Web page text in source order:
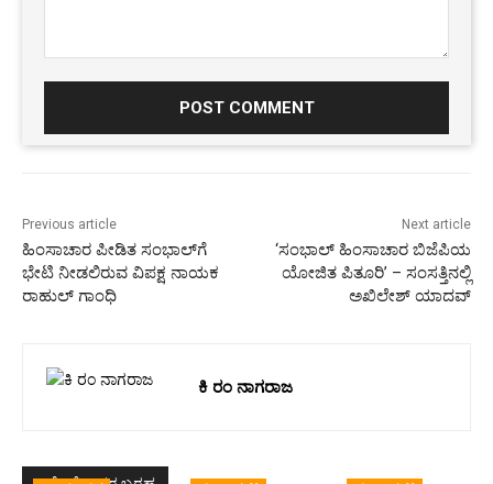
Previous article
ಹಿಂಸಾಚಾರ ಪೀಡಿತ ಸಂಭಾಲ್‌ಗೆ
ಭೇಟಿ ನೀಡಲಿರುವ ವಿಪಕ್ಷ ನಾಯಕ
ರಾಹುಲ್ ಗಾಂಧಿ
Next article
‘ಸಂಭಾಲ್ ಹಿಂಸಾಚಾರ ಬಿಜೆಪಿಯ
ಯೋಜಿತ ಪಿತೂರಿ’ – ಸಂಸತ್ತಿನಲ್ಲಿ
ಅಖಿಲೇಶ್ ಯಾದವ್
ಕಿ ರಂ ನಾಗರಾಜ